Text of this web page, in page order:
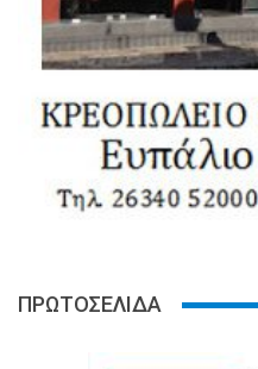
ΠΡΩΤΟΣΕΛΙΔΑ